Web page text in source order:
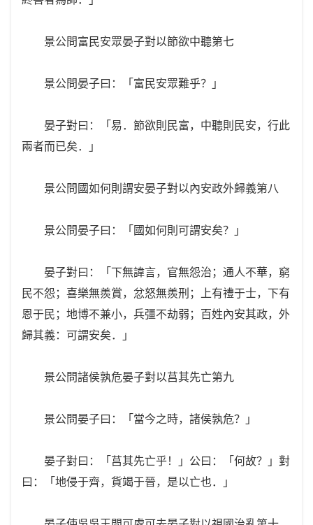
景公問富民安眾晏子對以節欲中聽第七
景公問晏子曰：「富民安眾難乎？」
晏子對曰：「易．節欲則民富，中聽則民安，行此
兩者而已矣．」
景公問國如何則謂安晏子對以內安政外歸義第八
景公問晏子曰：「國如何則可謂安矣？」
晏子對曰：「下無諱言，官無怨治；通人不華，窮
民不怨；喜樂無羨賞，忿怒無羨刑；上有禮于士，下有
恩于民；地博不兼小，兵彊不劫弱；百姓內安其政，外
歸其義：可謂安矣．」
景公問諸侯孰危晏子對以莒其先亡第九
景公問晏子曰：「當今之時，諸侯孰危？」
晏子對曰：「莒其先亡乎！」公曰：「何故？」對
曰：「地侵于齊，貨竭于晉，是以亡也．」